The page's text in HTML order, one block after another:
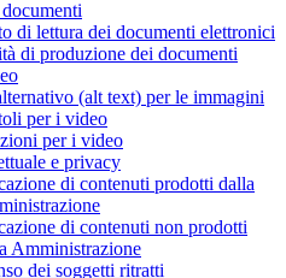
di lettura dei documenti elettronici
di produzione dei documenti
(alt text) per le immagini
per i video
per i video
e privacy
di contenuti prodotti dalla
di contenuti non prodotti
Amministrazione
dei soggetti ritratti